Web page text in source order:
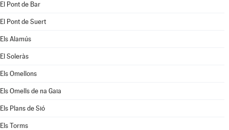
El Pont de Bar
El Pont de Suert
Els Alamús
El Soleràs
Els Omellons
Els Omells de na Gaia
Els Plans de Sió
Els Torms